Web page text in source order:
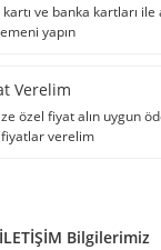
ve banka kartları ile
yapın
Verelim
özel fiyat alın uygun
verelim
İLETİŞİM Bilgilerimiz